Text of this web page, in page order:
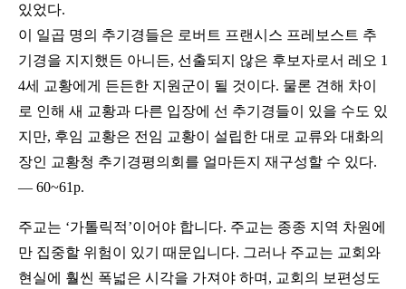
있었다.
이 일곱 명의 추기경들은 로버트 프랜시스 프레보스트 추
기경을 지지했든 아니든, 선출되지 않은 후보자로서 레오 1
4세 교황에게 든든한 지원군이 될 것이다. 물론 견해 차이
로 인해 새 교황과 다른 입장에 선 추기경들이 있을 수도 있
지만, 후임 교황은 전임 교황이 설립한 대로 교류와 대화의
장인 교황청 추기경평의회를 얼마든지 재구성할 수 있다.
― 60~61p.
주교는 ‘가톨릭적’이어야 합니다. 주교는 종종 지역 차원에
만 집중할 위험이 있기 때문입니다. 그러나 주교는 교회와
현실에 훨씬 폭넓은 시각을 가져야 하며, 교회의 보편성도